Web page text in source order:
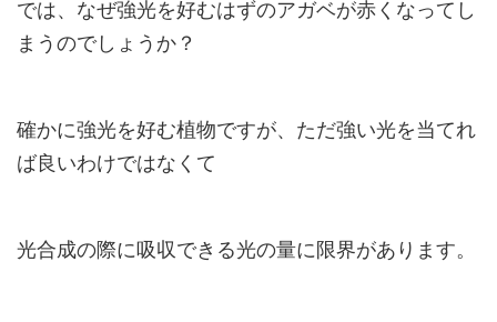
では、なぜ強光を好むはずのアガベが赤くなってし
まうのでしょうか？
確かに強光を好む植物ですが、ただ強い光を当てれ
ば良いわけではなくて
光合成の際に吸収できる光の量に限界があります。